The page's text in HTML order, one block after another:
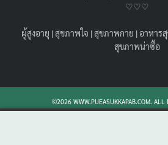
ฟิลเลอร์เพิ่มขนาด HA Filler คื
ขนาด HA สำหรับผู้ชาย พร้อมเปรียบ
♡♡♡
ผู้สูงอายุ |สุขภาพใจ |สุขภาพกาย |อาหาร
สุขภาพน่าซื้อ
©2026 WWW.PUEASUKKAPAB.COM. ALL